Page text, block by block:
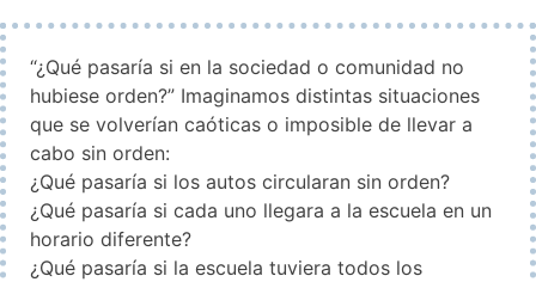
“¿Qué pasaría si en la sociedad o comunidad no
hubiese orden?” Imaginamos distintas situaciones
que se volverían caóticas o imposible de llevar a
cabo sin orden:
¿Qué pasaría si los autos circularan sin orden?
¿Qué pasaría si cada uno llegara a la escuela en un
horario diferente?
¿Qué pasaría si la escuela tuviera todos los